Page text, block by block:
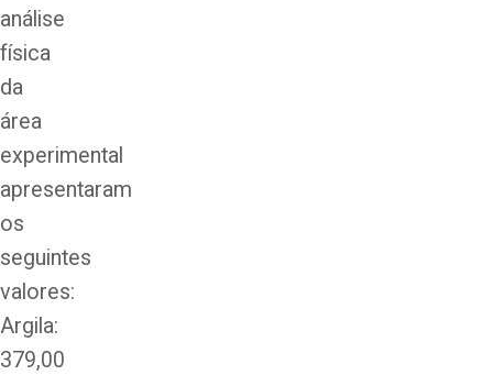
análise
física
da
área
experimental
apresentaram
os
seguintes
valores:
Argila:
379,00